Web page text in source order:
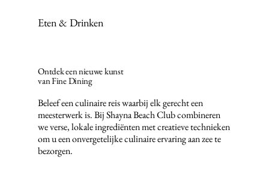
Eten & Drinken
Ontdek een nieuwe kunst
van Fine Dining
Beleef een culinaire reis waarbij elk gerecht een
meesterwerk is. Bij Shayna Beach Club combineren
we verse, lokale ingrediënten met creatieve technieken
om u een onvergetelijke culinaire ervaring aan zee te
bezorgen.